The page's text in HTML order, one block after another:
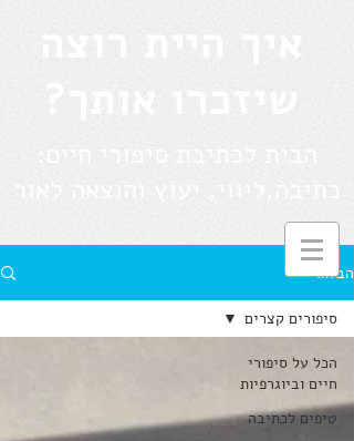
איך היית רוצה
שיזכרו אותך?
הבית לכתיבת סיפורי חיים:
כתיבה,ליווי, יעוץ והוצאה לאור
הבלוג
הכל על סיפורי
חיים וביוגרפיות
טיפים לכתיבה
סיפורים קצרים